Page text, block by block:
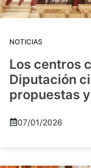
NOTICIAS
Los centros
Diputación
propuestas
07/01/2026